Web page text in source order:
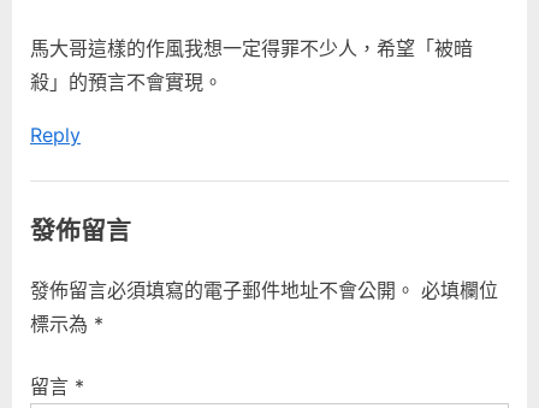
馬大哥這樣的作風我想一定得罪不少人，希望「被暗
殺」的預言不會實現。
Reply
發佈留言
發佈留言必須填寫的電子郵件地址不會公開。 必填欄位
標示為 *
留言 *